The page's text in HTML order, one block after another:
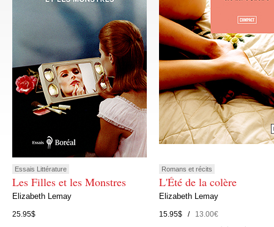
Essais Littérature
Les Filles et les Monstres
Elizabeth Lemay
25.95$
Romans et récits
L'Été de la colère
Elizabeth Lemay
15.95$ /13.00€